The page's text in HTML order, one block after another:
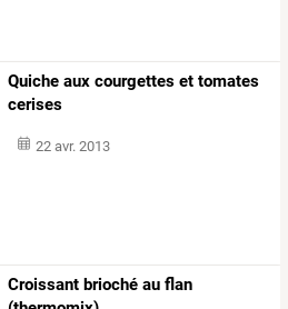
Quiche aux courgettes et tomates
cerises
22 avr. 2013
Croissant brioché au flan